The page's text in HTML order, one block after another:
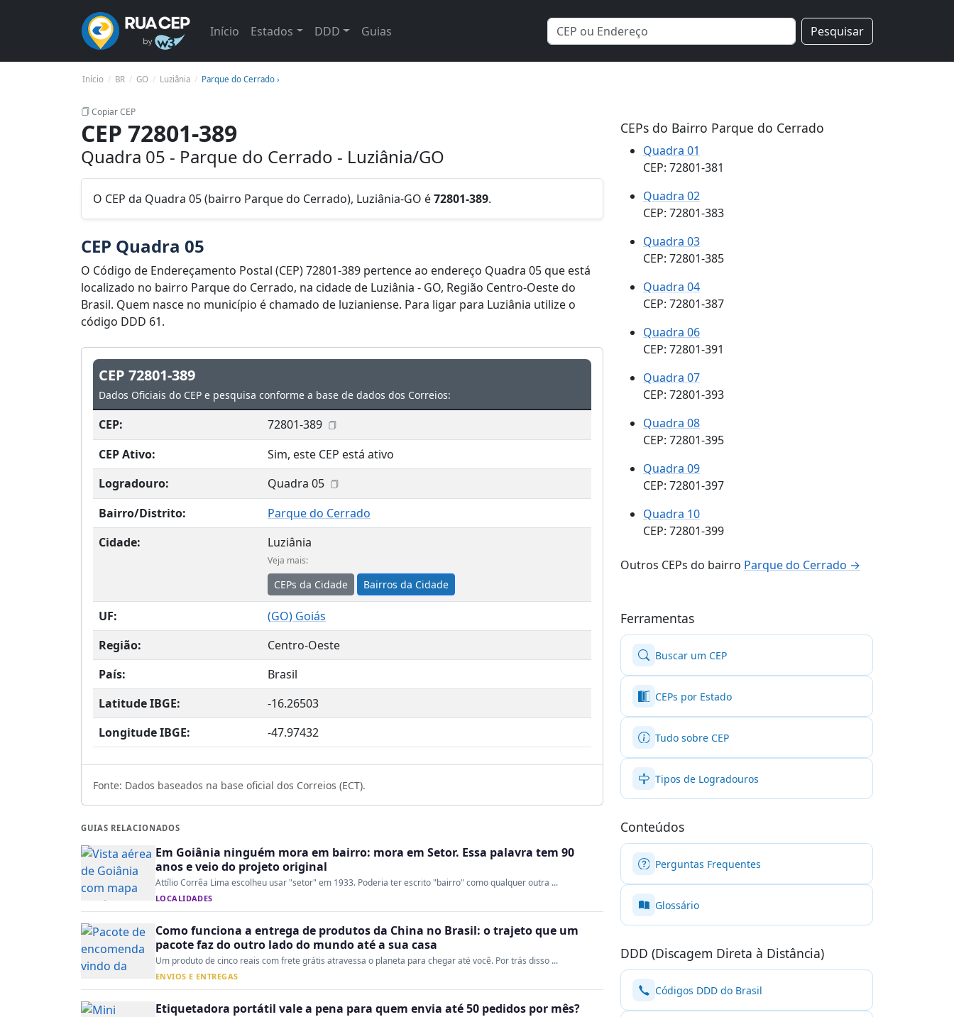
Início Estados DDD Guias Pesquisar
Início BR GO Luziânia Parque do Cerrado ›
Copiar CEP
CEP 72801-389
Quadra 05 - Parque do Cerrado - Luziânia/GO
O CEP da Quadra 05 (bairro Parque do Cerrado), Luziânia-GO é72801-389.
CEP Quadra 05
O Código de Endereçamento Postal (CEP) 72801-389 pertence ao endereço Quadra 05 que está
localizado no bairro Parque do Cerrado, na cidade de Luziânia - GO, Região Centro-Oeste do
Brasil. Quem nasce no município é chamado de luzianiense. Para ligar para Luziânia utilize o
código DDD 61.
CEP 72801-389
Dados Oficiais do CEP e pesquisa conforme a base de dados dos Correios:
CEP:
72801-389
CEP Ativo:
Sim, este CEP está ativo
Logradouro:
Quadra 05
Bairro/Distrito:
Parque do Cerrado
Cidade:
Luziânia
Veja mais:
CEPs da Cidade Bairros da Cidade
UF: (GO) Goiás
Região:
Centro-Oeste
País:
Brasil
Latitude IBGE:
-16.26503
Longitude IBGE:
-47.97432
Fonte: Dados baseados na base oficial dos Correios (ECT).
GUIAS RELACIONADOS
Em Goiânia ninguém mora em bairro: mora em Setor. Essa palavra tem 90
anos e veio do projeto original
Attílio Corrêa Lima escolheu usar "setor" em 1933. Poderia ter escrito "bairro" como qualquer outra ...
LOCALIDADES
Como funciona a entrega de produtos da China no Brasil: o trajeto que um
pacote faz do outro lado do mundo até a sua casa
Um produto de cinco reais com frete grátis atravessa o planeta para chegar até você. Por trás disso ...
ENVIOS E ENTREGAS
Etiquetadora portátil vale a pena para quem envia até 50 pedidos por mês?
CEPs do Bairro Parque do Cerrado
Quadra 01
CEP: 72801-381
Quadra 02
CEP: 72801-383
Quadra 03
CEP: 72801-385
Quadra 04
CEP: 72801-387
Quadra 06
CEP: 72801-391
Quadra 07
CEP: 72801-393
Quadra 08
CEP: 72801-395
Quadra 09
CEP: 72801-397
Quadra 10
CEP: 72801-399
Outros CEPs do bairro Parque do Cerrado →
Ferramentas
Buscar um CEP
CEPs por Estado
Tudo sobre CEP
Tipos de Logradouros
Conteúdos
Perguntas Frequentes
Glossário
DDD (Discagem Direta à Distância)
Códigos DDD do Brasil